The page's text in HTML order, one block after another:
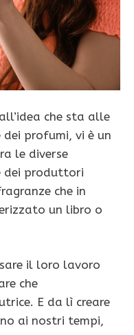
che sta alle
profumi, vi è un
le diverse
dei produttori
che in
un libro o
il loro lavoro
che
E da lì creare
ai nostri tempi,